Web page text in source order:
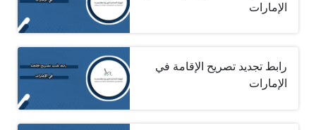
الإمارات
رابط تجديد تصريح الإقامة في
الإمارات